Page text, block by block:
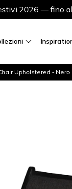
2026 — fino
Upholstered - Nero